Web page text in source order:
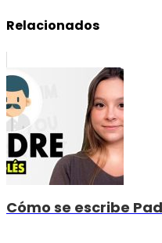
Relacionados
Cómo se escribe